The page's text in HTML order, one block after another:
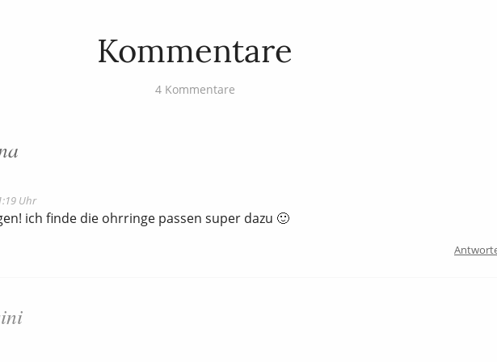
Kommentare
4 Kommentare
Uhr
ich finde die ohrringe passen super dazu 🙂